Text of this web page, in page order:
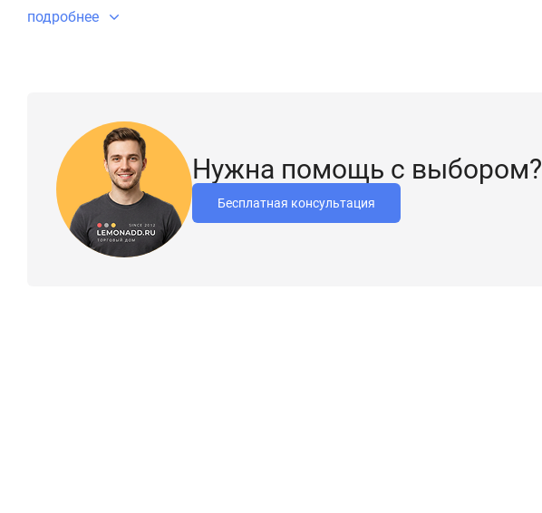
подробнее
Нужна помощь с выбором?
Бесплатная консультация